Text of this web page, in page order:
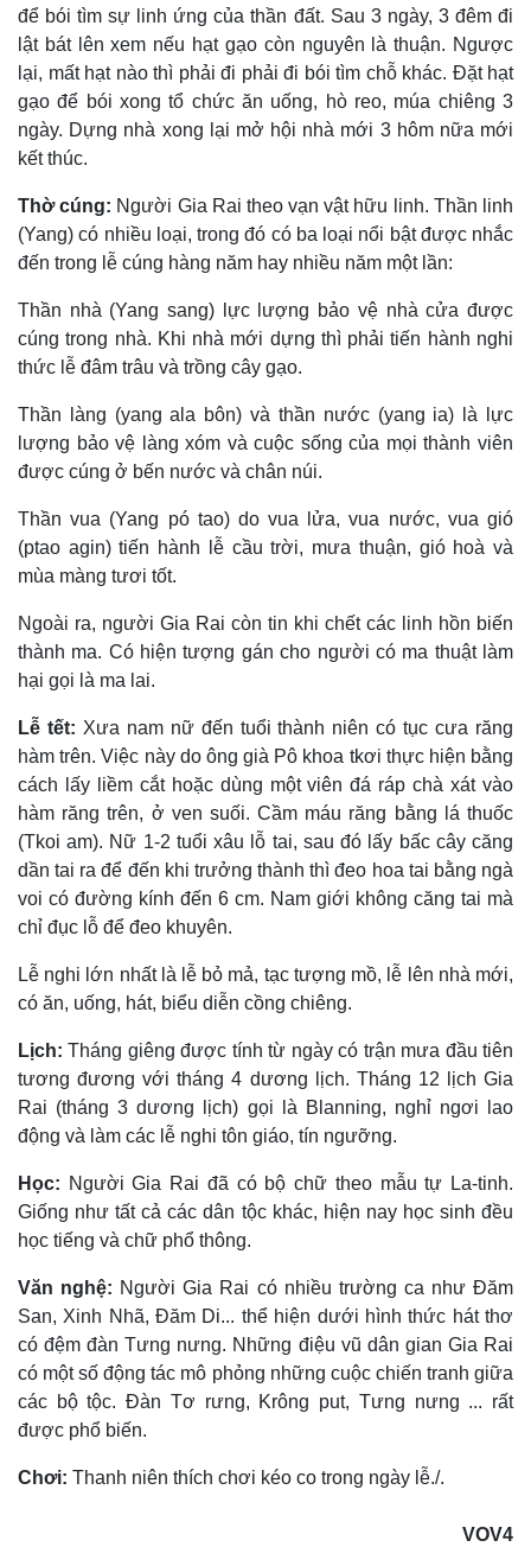
để bói tìm sự linh ứng của thần đất. Sau 3 ngày, 3 đêm đi
lật bát lên xem nếu hạt gạo còn nguyên là thuận. Ngược
lại, mất hạt nào thì phải đi phải đi bói tìm chỗ khác. Ðặt hạt
gạo để bói xong tổ chức ăn uống, hò reo, múa chiêng 3
ngày. Dựng nhà xong lại mở hội nhà mới 3 hôm nữa mới
kết thúc.
Thờ cúng: Người Gia Rai theo vạn vật hữu linh. Thần linh
(Yang) có nhiều loại, trong đó có ba loại nổi bật được nhắc
đến trong lễ cúng hàng năm hay nhiều năm một lần:
Thần nhà (Yang sang) lực lượng bảo vệ nhà cửa được
cúng trong nhà. Khi nhà mới dựng thì phải tiến hành nghi
thức lễ đâm trâu và trồng cây gạo.
Thần làng (yang ala bôn) và thần nước (yang ia) là lực
lượng bảo vệ làng xóm và cuộc sống của mọi thành viên
được cúng ở bến nước và chân núi.
Thần vua (Yang pó tao) do vua lửa, vua nước, vua gió
(ptao agin) tiến hành lễ cầu trời, mưa thuận, gió hoà và
mùa màng tươi tốt.
Ngoài ra, người Gia Rai còn tin khi chết các linh hồn biến
thành ma. Có hiện tượng gán cho người có ma thuật làm
hại gọi là ma lai.
Lễ tết: Xưa nam nữ đến tuổi thành niên có tục cưa răng
hàm trên. Việc này do ông già Pô khoa tkơi thực hiện bằng
cách lấy liềm cắt hoặc dùng một viên đá ráp chà xát vào
hàm răng trên, ở ven suối. Cầm máu răng bằng lá thuốc
(Tkoi am). Nữ 1-2 tuổi xâu lỗ tai, sau đó lấy bấc cây căng
dần tai ra để đến khi trưởng thành thì đeo hoa tai bằng ngà
voi có đường kính đến 6 cm. Nam giới không căng tai mà
chỉ đục lỗ để đeo khuyên.
Lễ nghi lớn nhất là lễ bỏ mả, tạc tượng mồ, lễ lên nhà mới,
có ăn, uống, hát, biểu diễn cồng chiêng.
Lịch: Tháng giêng được tính từ ngày có trận mưa đầu tiên
tương đương với tháng 4 dương lịch. Tháng 12 lịch Gia
Rai (tháng 3 dương lịch) gọi là Blanning, nghỉ ngơi lao
động và làm các lễ nghi tôn giáo, tín ngưỡng.
Học: Người Gia Rai đã có bộ chữ theo mẫu tự La-tinh.
Giống như tất cả các dân tộc khác, hiện nay học sinh đều
học tiếng và chữ phổ thông.
Văn nghệ: Người Gia Rai có nhiều trường ca như Ðăm
San, Xinh Nhã, Ðăm Di... thể hiện dưới hình thức hát thơ
có đệm đàn Tưng nưng. Những điệu vũ dân gian Gia Rai
có một số động tác mô phỏng những cuộc chiến tranh giữa
các bộ tộc. Ðàn Tơ rưng, Krông put, Tưng nưng ... rất
được phổ biến.
Chơi: Thanh niên thích chơi kéo co trong ngày lễ./.
VOV4